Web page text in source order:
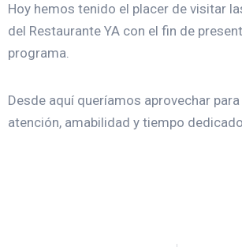
Hoy hemos tenido el placer de visitar
del Restaurante YA con el fin de
programa.
Desde aquí queríamos aprovechar
atención, amabilidad y tiempo